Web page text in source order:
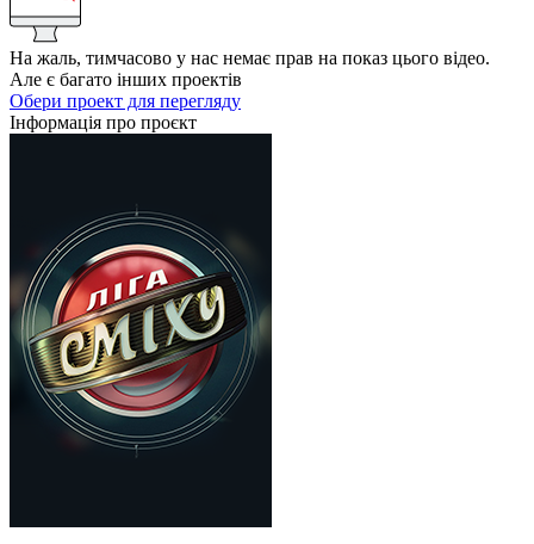
На жаль, тимчасово у нас немає прав на показ цього відео.
Але є багато інших проектів
Обери проект для перегляду
Інформація про проєкт